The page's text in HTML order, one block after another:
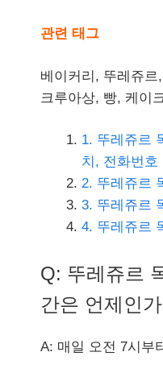
관련 태그
베이커리, 뚜레쥬
크루아상, 빵, 케이
1. 뚜레쥬르
치, 전화번호
2. 뚜레쥬르
3. 뚜레쥬르
4. 뚜레쥬르
Q: 뚜레쥬르
간은 언제인
A: 매일 오전 7시부